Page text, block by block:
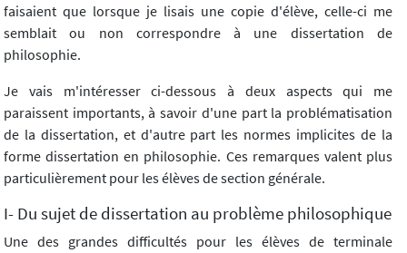
faisaient que lorsque je lisais une copie d'élève, celle-ci me
semblait ou non correspondre à une dissertation de
philosophie.
Je vais m'intéresser ci-dessous à deux aspects qui me
paraissent importants, à savoir d'une part la problématisation
de la dissertation, et d'autre part les normes implicites de la
forme dissertation en philosophie. Ces remarques valent plus
particulièrement pour les élèves de section générale.
I- Du sujet de dissertation au problème philosophique
Une des grandes difficultés pour les élèves de terminale